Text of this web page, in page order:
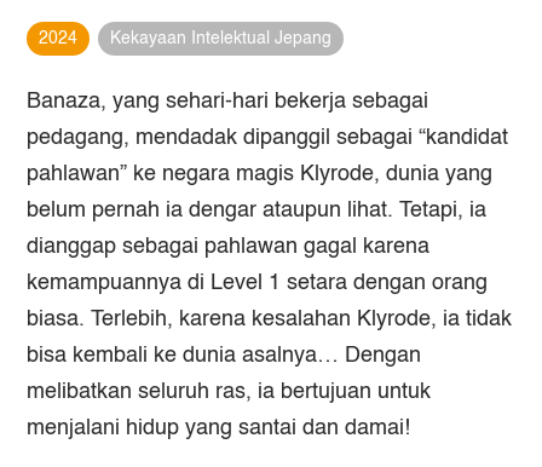
2024 Kekayaan Intelektual Jepang
Banaza, yang sehari-hari bekerja sebagai
pedagang, mendadak dipanggil sebagai “kandidat
pahlawan” ke negara magis Klyrode, dunia yang
belum pernah ia dengar ataupun lihat. Tetapi, ia
dianggap sebagai pahlawan gagal karena
kemampuannya di Level 1 setara dengan orang
biasa. Terlebih, karena kesalahan Klyrode, ia tidak
bisa kembali ke dunia asalnya… Dengan
melibatkan seluruh ras, ia bertujuan untuk
menjalani hidup yang santai dan damai!